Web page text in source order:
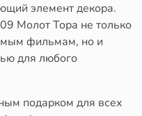
элемент декора.
Молот Тора не только
фильмам, но и
для любого
подарком для всех